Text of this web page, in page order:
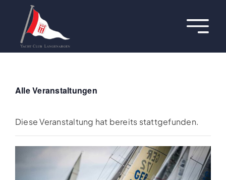
springen
Über uns
Termine
Aktuelles
Regatten
Alle Veranstaltungen
Diese Veranstaltung hat bereits stattgefunden.